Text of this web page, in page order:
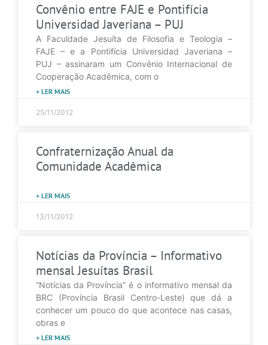
Convênio entre FAJE e Pontifícia
Universidad Javeriana – PUJ
A Faculdade Jesuíta de Filosofia e Teologia –
FAJE – e a Pontifícia Universidad Javeriana –
PUJ – assinaram um Convênio Internacional de
Cooperação Acadêmica, com o
+ LER MAIS
25/11/2012
Confraternização Anual da
Comunidade Acadêmica
+ LER MAIS
13/11/2012
Notícias da Província – Informativo
mensal Jesuítas Brasil
“Notícias da Província” é o informativo mensal da
BRC (Província Brasil Centro-Leste) que dá a
conhecer um pouco do que acontece nas casas,
obras e
+ LER MAIS